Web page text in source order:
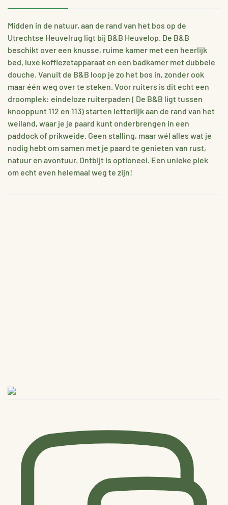
Midden in de natuur, aan de rand van het bos op de
Utrechtse Heuvelrug ligt bij B&B Heuvelop. De B&B
beschikt over een knusse, ruime kamer met een heerlijk
bed, luxe koffiezetapparaat en een badkamer met dubbele
douche. Vanuit de B&B loop je zo het bos in, zonder ook
maar één weg over te steken. Voor ruiters is dit echt een
droomplek: eindeloze ruiterpaden ( De B&B ligt tussen
knooppunt 112 en 113) starten letterlijk aan de rand van het
weiland, waar je je paard kunt onderbrengen in een
paddock of prikweide. Geen stalling, maar wél alles wat je
nodig hebt om samen met je paard te genieten van rust,
natuur en avontuur. Ontbijt is optioneel. Een unieke plek
om echt even helemaal weg te zijn!